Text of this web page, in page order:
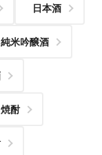
日本酒
純米吟醸酒
焼酎